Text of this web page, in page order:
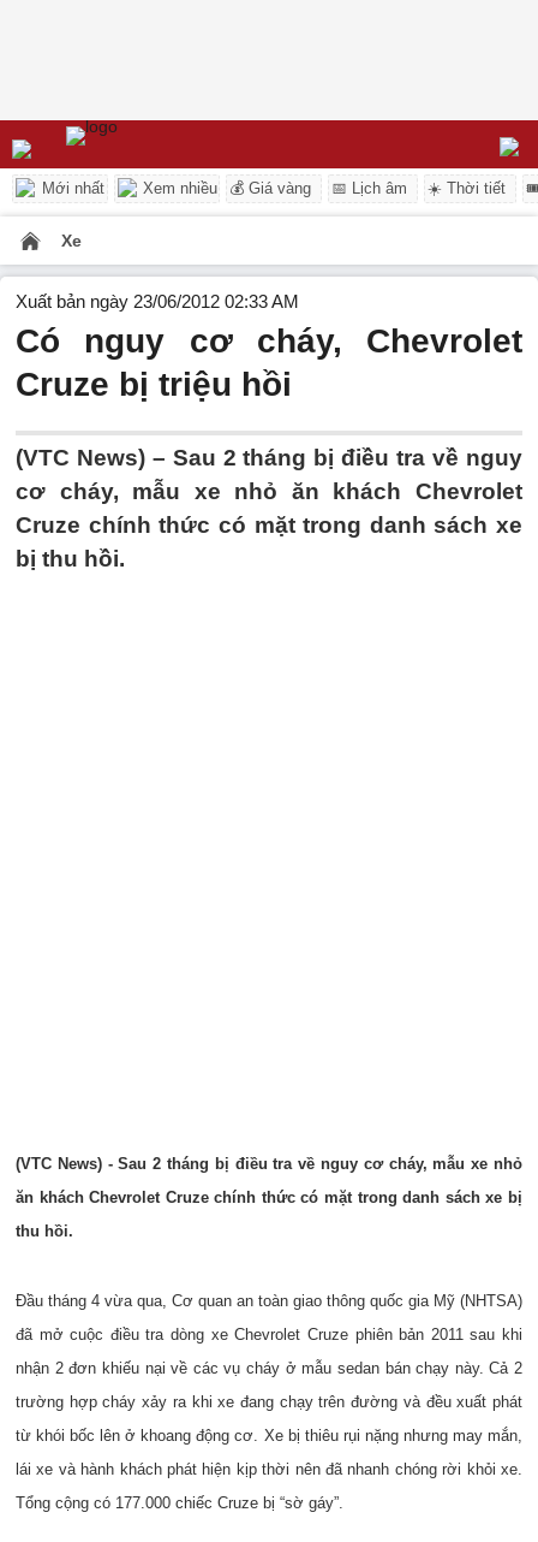
Mới nhất Xem nhiều 💰 Giá vàng 📅 Lịch âm ☀️ Thời tiết
Xe
Xuất bản ngày 23/06/2012 02:33 AM
Có nguy cơ cháy, Chevrolet
Cruze bị triệu hồi
(VTC News) – Sau 2 tháng bị điều tra về nguy
cơ cháy, mẫu xe nhỏ ăn khách Chevrolet
Cruze chính thức có mặt trong danh sách xe
bị thu hồi.
(VTC News) - Sau 2 tháng bị điều tra về nguy cơ cháy, mẫu xe nhỏ
ăn khách Chevrolet Cruze chính thức có mặt trong danh sách xe bị
thu hồi.
Đầu tháng 4 vừa qua, Cơ quan an toàn giao thông quốc gia Mỹ (NHTSA)
đã mở cuộc điều tra dòng xe Chevrolet Cruze phiên bản 2011 sau khi
nhận 2 đơn khiếu nại về các vụ cháy ở mẫu sedan bán chạy này. Cả 2
trường hợp cháy xảy ra khi xe đang chạy trên đường và đều xuất phát
từ khói bốc lên ở khoang động cơ. Xe bị thiêu rụi nặng nhưng may mắn,
lái xe và hành khách phát hiện kịp thời nên đã nhanh chóng rời khỏi xe.
Tổng cộng có 177.000 chiếc Cruze bị “sờ gáy”.